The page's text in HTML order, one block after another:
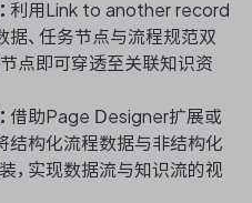
利用Link to another record
据、任务节点与流程规范双
点即可穿透至关联知识资
借助Page Designer扩展或
结构化流程数据与非结构化
，实现数据流与知识流的视